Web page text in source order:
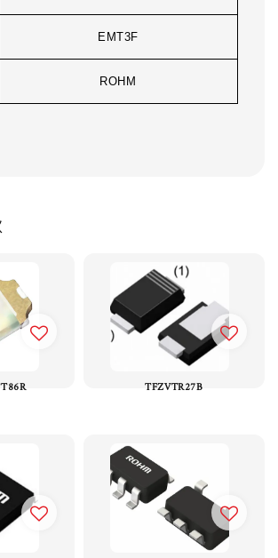
EMT3F
ROHM
TFZVTR27B